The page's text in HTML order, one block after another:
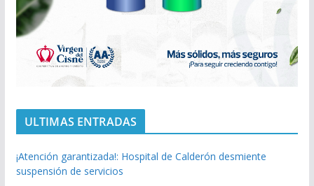
ULTIMAS ENTRADAS
¡Atención garantizada!: Hospital de Calderón desmiente
suspensión de servicios